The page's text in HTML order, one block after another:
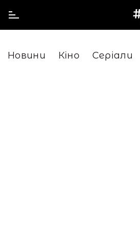
Новини Кіно Серіали